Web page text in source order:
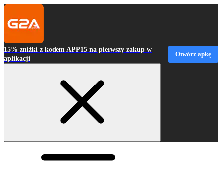
15% zniżki z kodem APP15 na pierwszy zakup w
aplikacji
Otwórz apkę